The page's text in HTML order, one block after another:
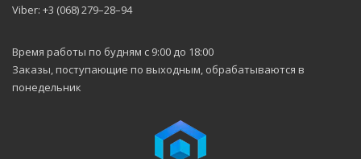
Viber: +3 (068) 279–28–94
Время работы по будням с 9:00 до 18:00
Заказы, поступающие по выходным, обрабатываются в
понедельник